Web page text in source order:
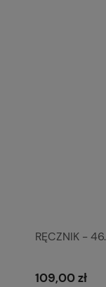
RĘCZNIK -
109,00 zł